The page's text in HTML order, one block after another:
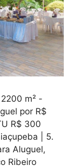
m² -
por R$
R$ 300
| 5.
Aluguel,
Ribeiro